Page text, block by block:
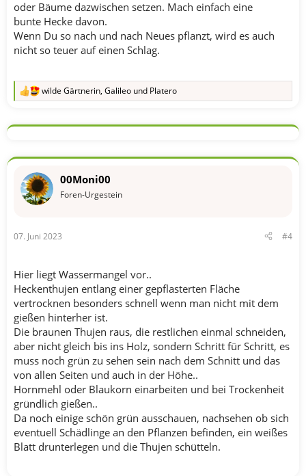
oder Bäume dazwischen setzen. Mach einfach eine
bunte Hecke davon.
Wenn Du so nach und nach Neues pflanzt, wird es auch
nicht so teuer auf einen Schlag.
R
k
o
e
n
wilde Gärtnerin, Galileo und Platero
00Moni00
Foren-Urgestein
07. Juni 2023 #4
Hier liegt Wassermangel vor..
Heckenthujen entlang einer gepflasterten Fläche
vertrocknen besonders schnell wenn man nicht mit dem
gießen hinterher ist.
Die braunen Thujen raus, die restlichen einmal schneiden,
aber nicht gleich bis ins Holz, sondern Schritt für Schritt, es
muss noch grün zu sehen sein nach dem Schnitt und das
von allen Seiten und auch in der Höhe..
Hornmehl oder Blaukorn einarbeiten und bei Trockenheit
gründlich gießen..
Da noch einige schön grün ausschauen, nachsehen ob sich
eventuell Schädlinge an den Pflanzen befinden, ein weißes
Blatt drunterlegen und die Thujen schütteln.